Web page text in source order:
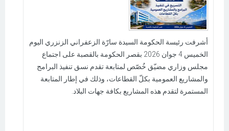
أشرفت رئيسة الحكومة السيدة سارّة الزعفراني الزنزري اليوم
الخميس 4 جوان 2026 بقصر الحكومة بالقصبة على اجتماع
مجلس وزاري مضيّق خُصّص لمتابعة تقدم نسق تنفيذ البرامج
والمشاريع العمومية بكلّ القطاعات، وذلك في إطار المتابعة
المستمرة لتقدم هذه المشاريع بكافة جهات البلاد.